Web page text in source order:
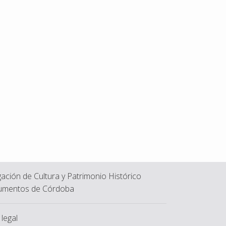
de Cultura y Patrimonio Histórico
de Córdoba